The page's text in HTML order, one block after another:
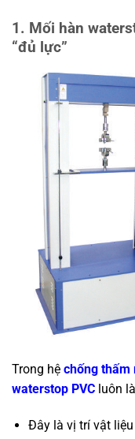
1. Mối hàn
“đủ lực”
Trong hệ chống thấm
waterstop PVC luôn
Đây là vị trí vật